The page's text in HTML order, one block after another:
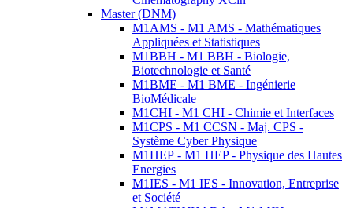
Master (DNM)
M1AMS - M1 AMS - Mathématiques
Appliquées et Statistiques
M1BBH - M1 BBH - Biologie,
Biotechnologie et Santé
M1BME - M1 BME - Ingénierie
BioMédicale
M1CHI - M1 CHI - Chimie et Interfaces
M1CPS - M1 CCSN - Maj. CPS -
Système Cyber Physique
M1HEP - M1 HEP - Physique des Hautes
Energies
M1IES - M1 IES - Innovation, Entreprise
et Société